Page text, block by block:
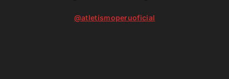
@atletismoperuoficial